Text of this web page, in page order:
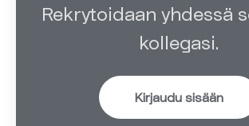
Rekrytoidaan yhdessä
kollegasi.
Kirjaudu sisään